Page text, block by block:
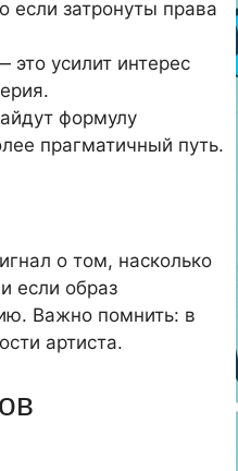
затронуты права
усилит интерес
формулу
прагматичный путь.
о том, насколько
если образ
Важно помнить: в
артиста.